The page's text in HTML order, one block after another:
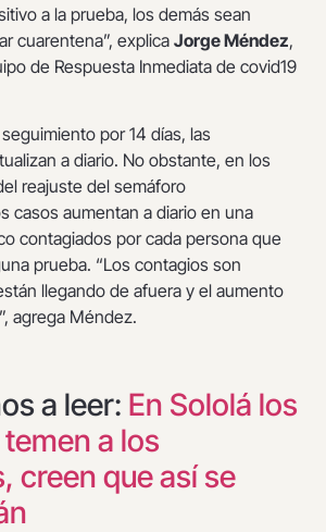
a la prueba, los demás sean
cuarentena”, explica Jorge Méndez,
de Respuesta Inmediata de covid19
seguimiento por 14 días, las
a diario. No obstante, en los
reajuste del semáforo
casos aumentan a diario en una
contagiados por cada persona que
prueba. “Los contagios son
llegando de afuera y el aumento
agrega Méndez.
a leer: En Sololá los
a los
creen que así se